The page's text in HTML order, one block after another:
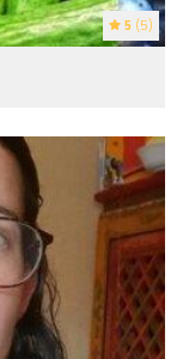
5 (5)